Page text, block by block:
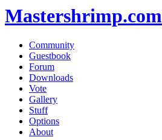
Mastershrimp.com
Community
Guestbook
Forum
Downloads
Vote
Gallery
Stuff
Options
About